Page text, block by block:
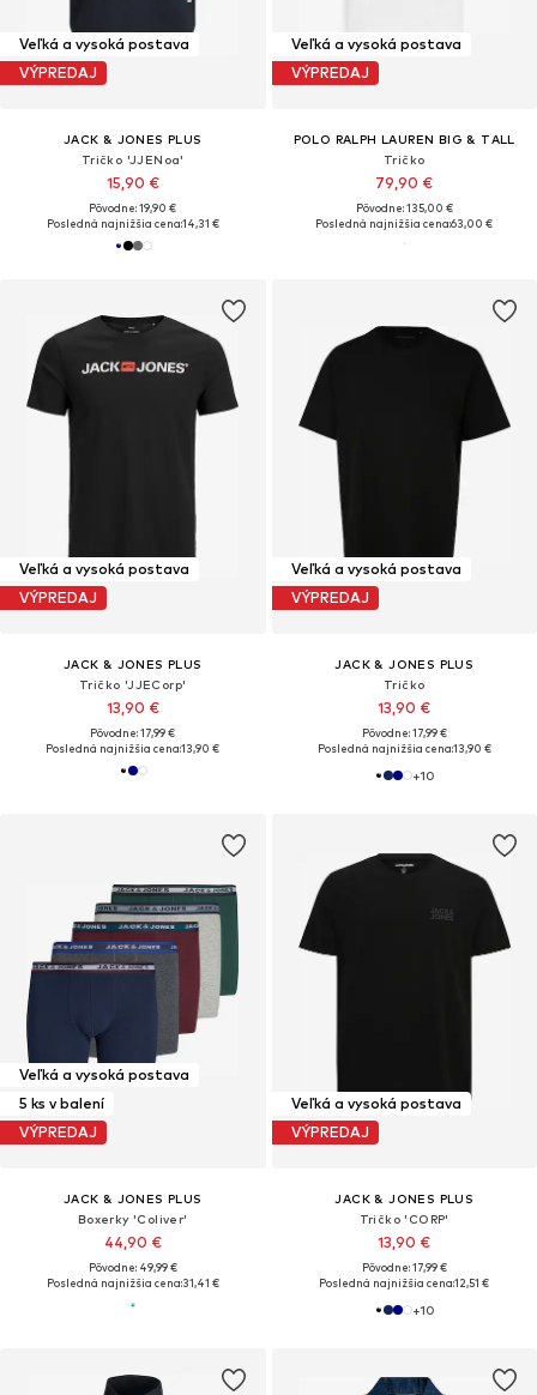
Veľká a vysoká postava
VÝPREDAJ
JACK & JONES PLUS
Tričko 'JJENoa'
15,90 €
Pôvodne: 19,90 €
Posledná najnižšia cena:14,31 €
Veľká a vysoká postava
VÝPREDAJ
POLO RALPH LAUREN BIG & TALL
Tričko
79,90 €
Pôvodne: 135,00 €
Posledná najnižšia cena:63,00 €
Veľká a vysoká postava
VÝPREDAJ
JACK & JONES PLUS
Tričko 'JJECorp'
13,90 €
Pôvodne: 17,99 €
Posledná najnižšia cena:13,90 €
Veľká a vysoká postava
VÝPREDAJ
JACK & JONES PLUS
Tričko
13,90 €
Pôvodne: 17,99 €
Posledná najnižšia cena:13,90 €
+10
Veľká a vysoká postava
5 ks v balení
VÝPREDAJ
JACK & JONES PLUS
Boxerky 'Coliver'
44,90 €
Pôvodne: 49,99 €
Posledná najnižšia cena:31,41 €
Veľká a vysoká postava
VÝPREDAJ
JACK & JONES PLUS
Tričko 'CORP'
13,90 €
Pôvodne: 17,99 €
Posledná najnižšia cena:12,51 €
+10